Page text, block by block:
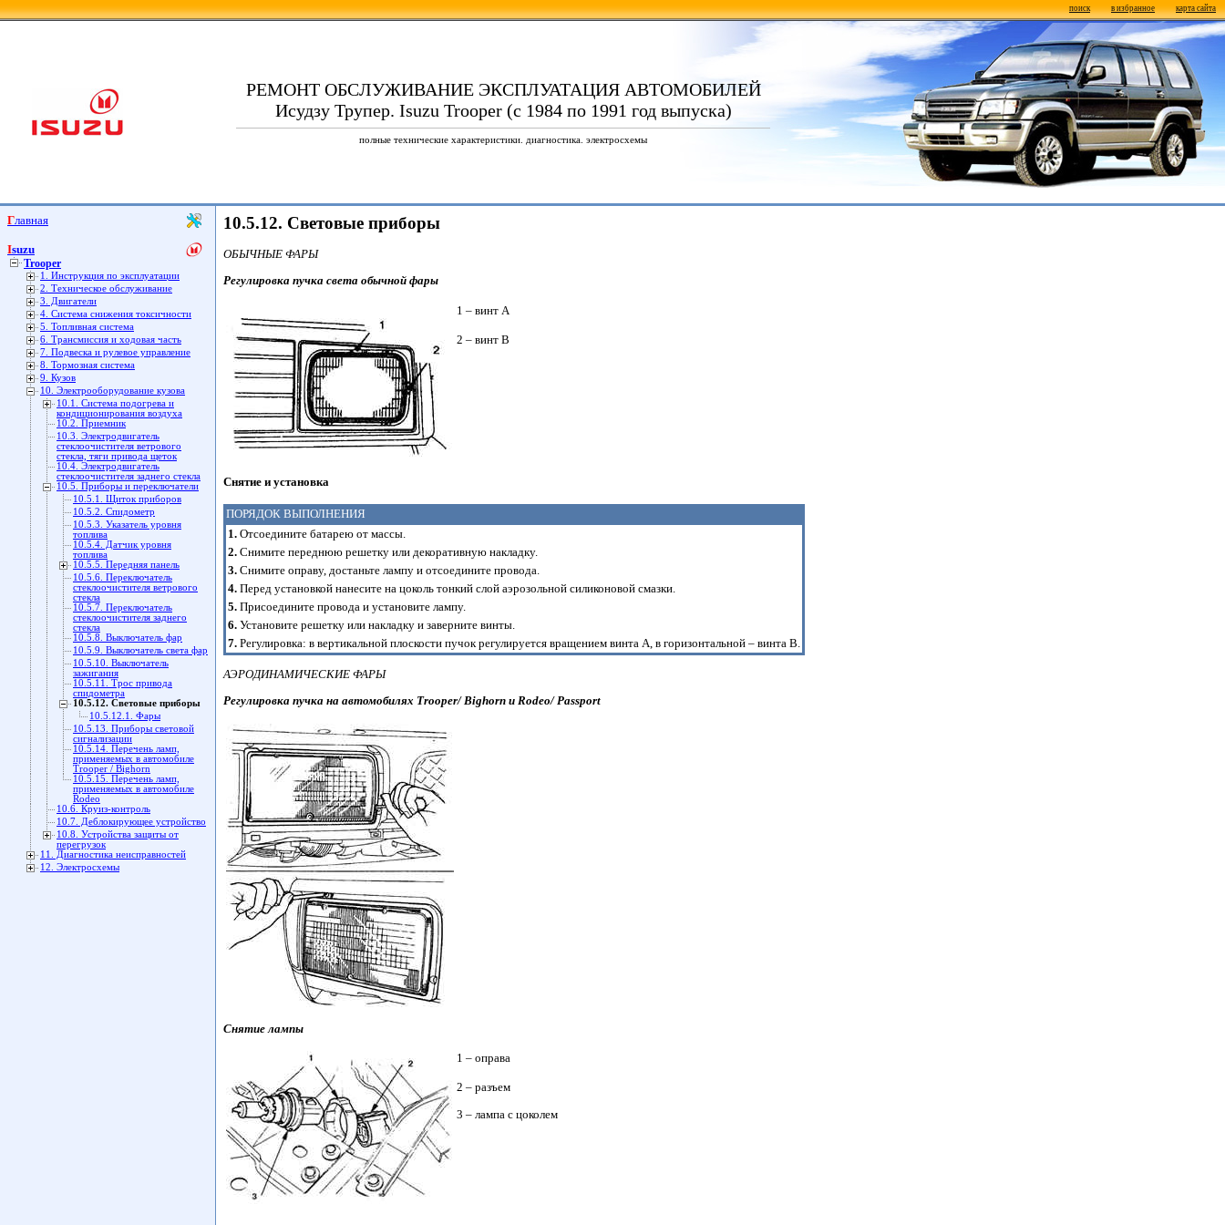
поиск в избранное карта сайта
РЕМОНТ ОБСЛУЖИВАНИЕ ЭКСПЛУАТАЦИЯ АВТОМОБИЛЕЙ
Исудзу Трупер. Isuzu Trooper (с 1984 по 1991 год выпуска)
полные технические характеристики. диагностика. электросхемы
Главная
Isuzu
Trooper
1. Инструкция по эксплуатации
2. Техническое обслуживание
3. Двигатели
4. Система снижения токсичности
5. Топливная система
6. Трансмиссия и ходовая часть
7. Подвеска и рулевое управление
8. Тормозная система
9. Кузов
10. Электрооборудование кузова
10.1. Система подогрева и
кондиционирования воздуха
10.2. Приемник
10.3. Электродвигатель
стеклоочистителя ветрового
стекла, тяги привода щеток
10.4. Электродвигатель
стеклоочистителя заднего стекла
10.5. Приборы и переключатели
10.5.1. Щиток приборов
10.5.2. Спидометр
10.5.3. Указатель уровня
топлива
10.5.4. Датчик уровня
топлива
10.5.5. Передняя панель
10.5.6. Переключатель
стеклоочистителя ветрового
стекла
10.5.7. Переключатель
стеклоочистителя заднего
стекла
10.5.8. Выключатель фар
10.5.9. Выключатель света фар
10.5.10. Выключатель
зажигания
10.5.11. Трос привода
спидометра
10.5.12. Световые приборы
10.5.12.1. Фары
10.5.13. Приборы световой
сигнализации
10.5.14. Перечень ламп,
применяемых в автомобиле
Trooper / Bighorn
10.5.15. Перечень ламп,
применяемых в автомобиле
Rodeo
10.6. Круиз-контроль
10.7. Деблокирующее устройство
10.8. Устройства защиты от
перегрузок
11. Диагностика неисправностей
12. Электросхемы
10.5.12. Световые приборы
ОБЫЧНЫЕ ФАРЫ
Регулировка пучка света обычной фары
1 – винт А
2 – винт B
Снятие и установка
ПОРЯДОК ВЫПОЛНЕНИЯ
1. Отсоедините батарею от массы.
2. Снимите переднюю решетку или декоративную накладку.
3. Снимите оправу, достаньте лампу и отсоедините провода.
4. Перед установкой нанесите на цоколь тонкий слой аэрозольной силиконовой смазки.
5. Присоедините провода и установите лампу.
6. Установите решетку или накладку и заверните винты.
7. Регулировка: в вертикальной плоскости пучок регулируется вращением винта А, в горизонтальной – винта В.
АЭРОДИНАМИЧЕСКИЕ ФАРЫ
Регулировка пучка на автомобилях Trooper/ Bighorn и Rodeo/ Passport
Снятие лампы
1 – оправа
2 – разъем
3 – лампа с цоколем